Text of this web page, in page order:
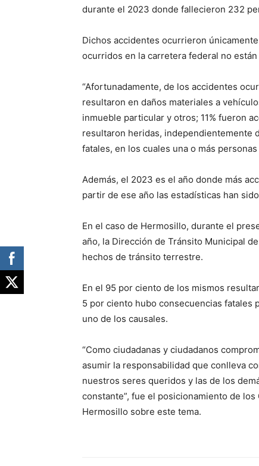
durante el 2023 donde fallecieron 232
Dichos accidentes ocurrieron
ocurridos en la carretera federal no
“Afortunadamente, de los accidentes
resultaron en daños materiales a
inmueble particular y otros; 11% fueron
resultaron heridas, independientemente
fatales, en los cuales una o más
Además, el 2023 es el año donde más
partir de ese año las estadísticas han
En el caso de Hermosillo, durante el
año, la Dirección de Tránsito Municipal
hechos de tránsito terrestre.
En el 95 por ciento de los mismos
5 por ciento hubo consecuencias fatales
uno de los causales.
“Como ciudadanas y ciudadanos
asumir la responsabilidad que conlleva
nuestros seres queridos y las de los
constante”, fue el posicionamiento de
Hermosillo sobre este tema.